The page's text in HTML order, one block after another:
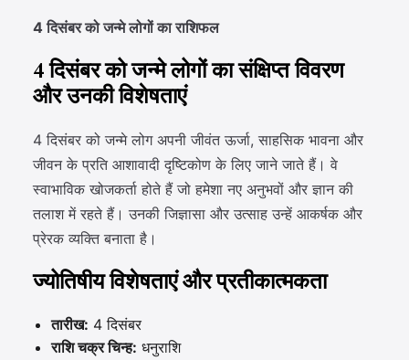
4 दिसंबर को जन्मे लोगों का राशिफल
4 दिसंबर को जन्मे लोगों का संक्षिप्त विवरण
और उनकी विशेषताएं
4 दिसंबर को जन्मे लोग अपनी जीवंत ऊर्जा, साहसिक भावना और
जीवन के प्रति आशावादी दृष्टिकोण के लिए जाने जाते हैं। वे
स्वाभाविक खोजकर्ता होते हैं जो हमेशा नए अनुभवों और ज्ञान की
तलाश में रहते हैं। उनकी जिज्ञासा और उत्साह उन्हें आकर्षक और
प्रेरक व्यक्ति बनाता है।
ज्योतिषीय विशेषताएं और प्रतीकात्मकता
तारीख: 4 दिसंबर
राशि चक्र चिन्ह: धनुराशि